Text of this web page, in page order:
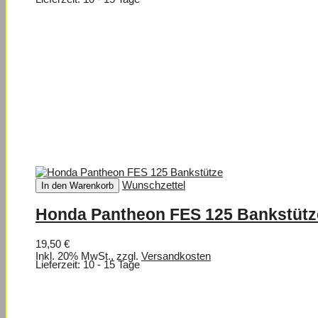
In den Warenkorb Wunschzettel
Honda Pantheon FES 125
19,50 €
Inkl. 20% MwSt., zzgl. Versandkosten
Lieferzeit: 10 - 15 Tage